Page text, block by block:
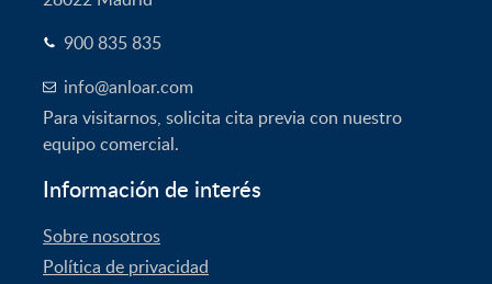
900 835 835
info@anloar.com
Para visitarnos, solicita cita previa con nuestro
equipo comercial.
Información de interés
Sobre nosotros
Política de privacidad